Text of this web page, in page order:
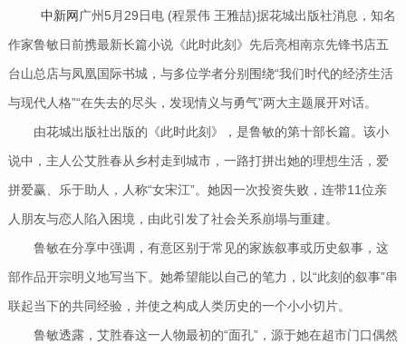
中新网广州5月29日电 (程景伟 王雅喆)据花城出版社消息，知名
作家鲁敏日前携最新长篇小说《此时此刻》先后亮相南京先锋书店五
台山总店与凤凰国际书城，与多位学者分别围绕“我们时代的经济生活
与现代人格”“在失去的尽头，发现情义与勇气”两大主题展开对话。
由花城出版社出版的《此时此刻》，是鲁敏的第十部长篇。该小
说中，主人公艾胜春从乡村走到城市，一路打拼出她的理想生活，爱
拼爱赢、乐于助人，人称“女宋江”。她因一次投资失败，连带11位亲
人朋友与恋人陷入困境，由此引发了社会关系崩塌与重建。
鲁敏在分享中强调，有意区别于常见的家族叙事或历史叙事，这
部作品开宗明义地写当下。她希望能以自己的笔力，以“此刻的叙事”串
联起当下的共同经验，并使之构成人类历史的一个小小切片。
鲁敏透露，艾胜春这一人物最初的“面孔”，源于她在超市门口偶然